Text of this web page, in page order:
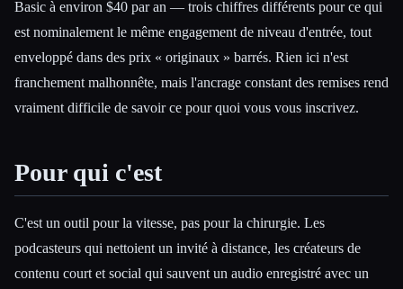
Basic à environ $40 par an — trois chiffres différents pour ce qui
est nominalement le même engagement de niveau d'entrée, tout
enveloppé dans des prix « originaux » barrés. Rien ici n'est
franchement malhonnête, mais l'ancrage constant des remises rend
vraiment difficile de savoir ce pour quoi vous vous inscrivez.
Pour qui c'est
C'est un outil pour la vitesse, pas pour la chirurgie. Les
podcasteurs qui nettoient un invité à distance, les créateurs de
contenu court et social qui sauvent un audio enregistré avec un